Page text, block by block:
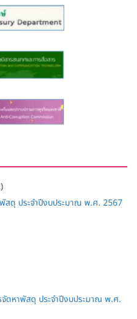
สดุ ประจำปีงบประมาณ พ.ศ. 2567
จัดหาพัสดุ ประจำปีงบประมาณ พ.ศ.